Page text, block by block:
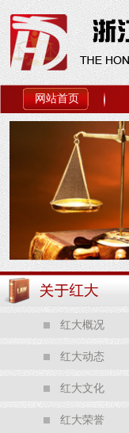
网站首页
红大概况
红大动态
红大文化
红大荣誉